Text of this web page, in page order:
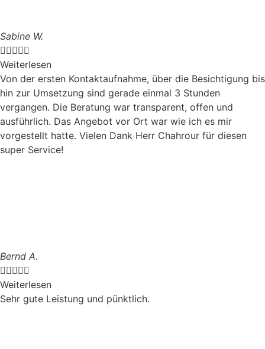
Sabine W.

Weiterlesen
Von der ersten Kontaktaufnahme, über die Besichtigung bis
hin zur Umsetzung sind gerade einmal 3 Stunden
vergangen. Die Beratung war transparent, offen und
ausführlich. Das Angebot vor Ort war wie ich es mir
vorgestellt hatte. Vielen Dank Herr Chahrour für diesen
super Service!
Bernd A.

Weiterlesen
Sehr gute Leistung und pünktlich.